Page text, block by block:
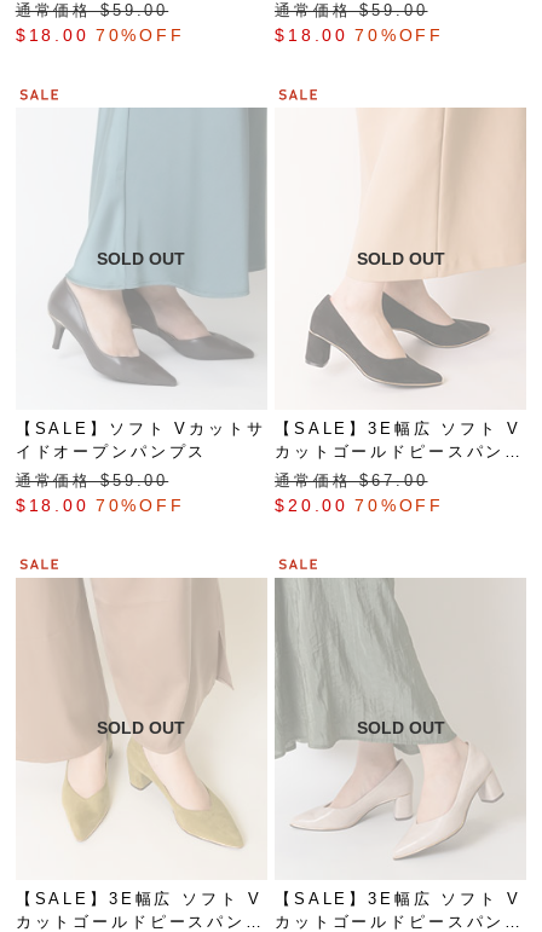
通常価格 $‌59.00
$‌18.00 70%OFF
通常価格 $‌59.00
$‌18.00 70%OFF
【SALE】ソフト Vカットサ
イドオープンパンプス
通常価格 $‌59.00
$‌18.00 70%OFF
【SALE】3E幅広 ソフト V
カットゴールドピースパンプ
ス
通常価格 $‌67.00
$‌20.00 70%OFF
【SALE】3E幅広 ソフト V
カットゴールドピースパンプ
【SALE】3E幅広 ソフト V
カットゴールドピースパンプ